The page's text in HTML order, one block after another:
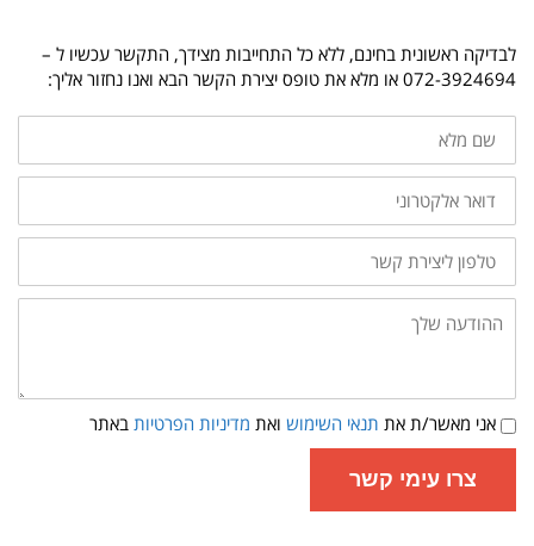
לבדיקה ראשונית בחינם, ללא כל התחייבות מצידך, התקשר עכשיו ל –
072-3924694 או מלא את טופס יצירת הקשר הבא ואנו נחזור אליך:
שם
מלא
דואר
אלקטרוני
טלפון
ליצירת
קשר
ההודעה
שלך:
תנאי
שימוש
ומדיניות
פרטיות
אני מאשר/ת את תנאי השימוש ואת מדיניות הפרטיות באתר
צרו עימי קשר